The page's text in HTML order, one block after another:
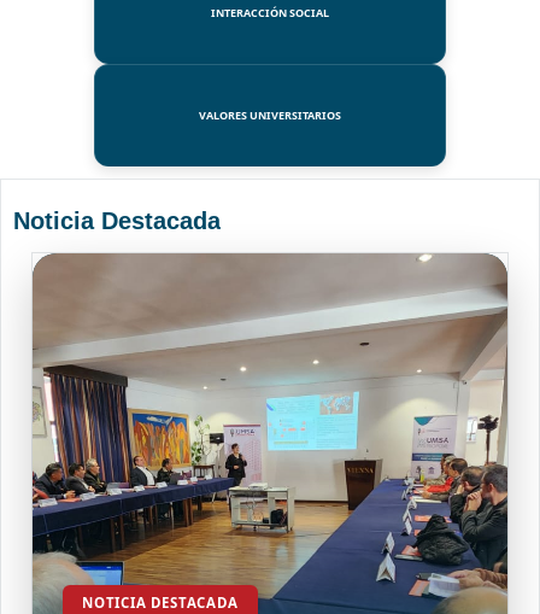
INTERACCIÓN SOCIAL
VALORES UNIVERSITARIOS
Noticia Destacada
NOTICIA DESTACADA